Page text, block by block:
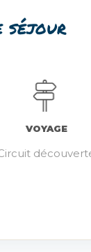
séjour
VOYAGE